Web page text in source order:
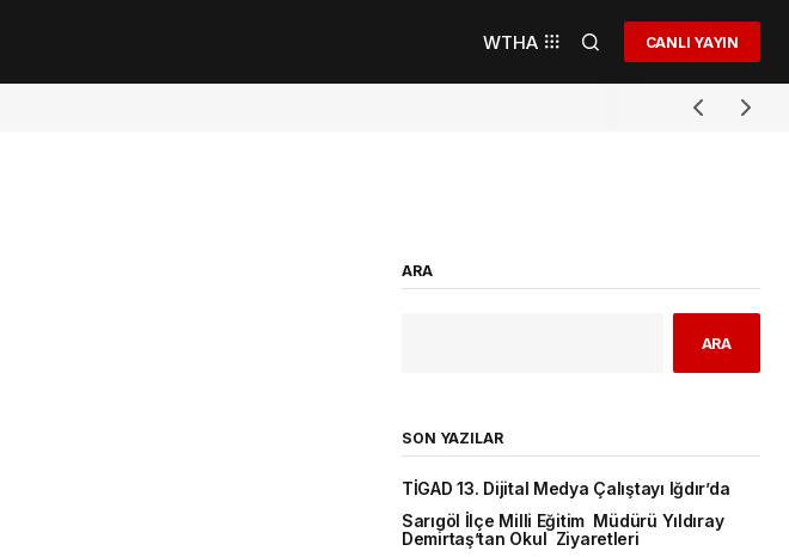
WTHA CANLI YAYIN
ARA
ARA
SON YAZILAR
TİGAD 13. Dijital Medya Çalıştayı Iğdır’da
Sarıgöl İlçe Milli Eğitim Müdürü Yıldıray
Demirtaş’tan Okul Ziyaretleri